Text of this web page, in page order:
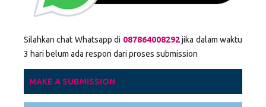
Silahkan chat Whatsapp di 087864008292jika dalam waktu
3 hari belum ada respon dari proses submission
MAKE A SUBMISSION